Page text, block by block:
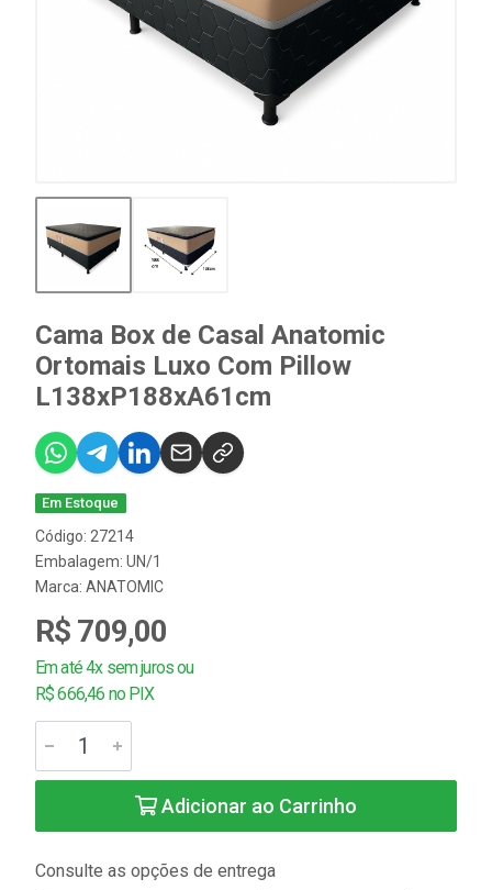
Cama Box de Casal Anatomic
Ortomais Luxo Com Pillow
L138xP188xA61cm
Em Estoque
Código: 27214
Embalagem: UN/1
Marca: ANATOMIC
R$ 709,00
Em até 4x sem juros ou
R$ 666,46 no PIX
Adicionar ao Carrinho
Consulte as opções de entrega